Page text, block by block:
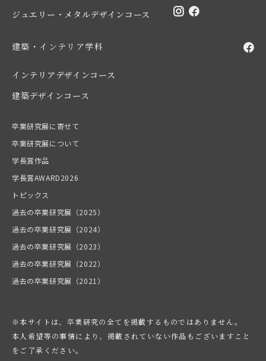
ジュエリー・メタルデザインコース
建築・インテリア学科
インテリアデザインコース
建築デザインコース
卒業研究展に寄せて
卒業研究展について
学長賞作品
学長賞AWARD2026
トピックス
過去の卒業研究展（2025）
過去の卒業研究展（2024）
過去の卒業研究展（2023）
過去の卒業研究展（2022）
過去の卒業研究展（2021）
※本サイトは、卒業研究の全てを掲載するものではありません。
本人希望等の事情により、掲載されていない作品もございますこと
をご了承ください。